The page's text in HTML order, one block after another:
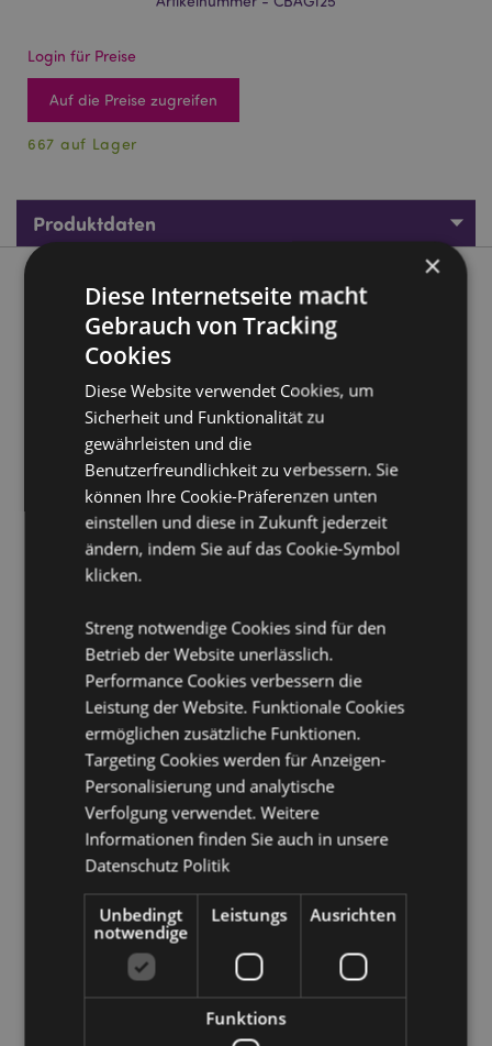
Login für Preise
Auf die Preise zugreifen
667 auf Lager
Produktdaten
Produktbeschreibung
Luck of the Irish Irland Wiederverwendbare Tragetasche
Produktinformation:Dieses Produkt hat keinen
Reißverschluss und kein Futter.
Wiederverwendbar:Ja
Geeignet für Bleichmittel:Nein
Geeignet für den Trockner:Nein
Geeignet zum Bügeln:
Produkttressourcen:
Möchten Sie mehr über den Einkauf bei Puckator
erfahren?Dann lesen Sie unserenLeitfaden für
Kundeninformationen.
Produktattribute
Information
Höhe 39.5cm Breite 37.5cm Tiefe 0.1cm
5055071504976
0.140000
×
Diese Internetseite macht
Gebrauch von Tracking
Cookies
Diese Website verwendet Cookies, um
Sicherheit und Funktionalität zu
gewährleisten und die
Benutzerfreundlichkeit zu verbessern. Sie
können Ihre Cookie-Präferenzen unten
einstellen und diese in Zukunft jederzeit
ändern, indem Sie auf das Cookie-Symbol
klicken.
Streng notwendige Cookies sind für den
Betrieb der Website unerlässlich.
Performance Cookies verbessern die
Leistung der Website. Funktionale Cookies
ermöglichen zusätzliche Funktionen.
Targeting Cookies werden für Anzeigen-
Personalisierung und analytische
Verfolgung verwendet. Weitere
Informationen finden Sie auch in unsere
Datenschutz Politik
Unbedingt
notwendige
Leistungs Ausrichten
Funktions